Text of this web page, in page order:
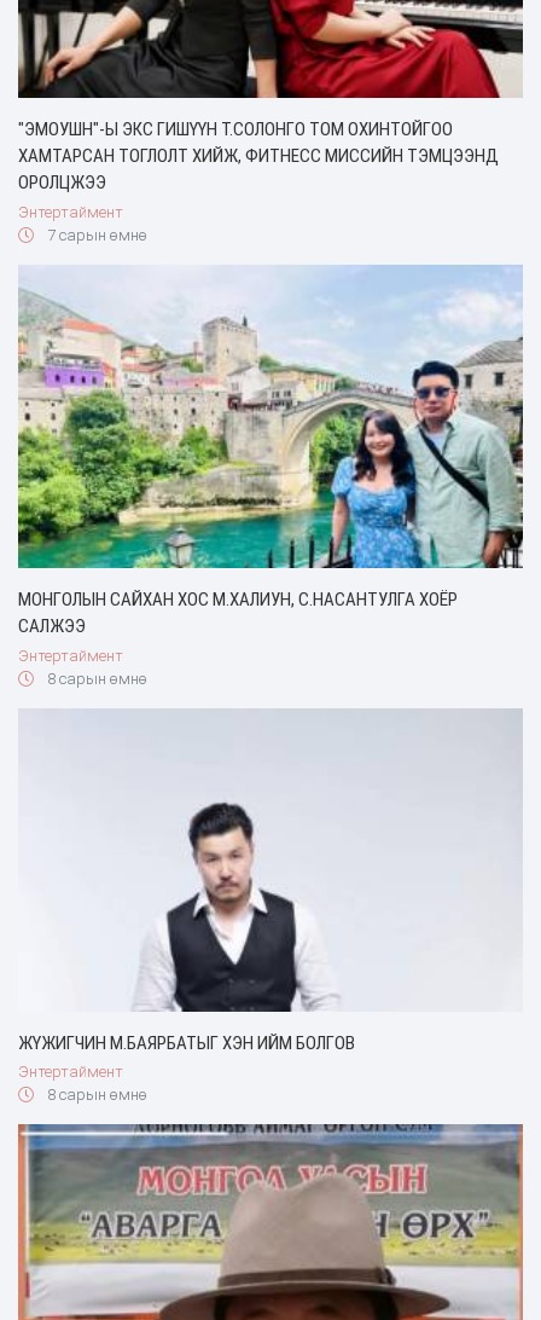
"ЭМОУШН"-Ы ЭКС ГИШҮҮН Т.СОЛОНГО ТОМ ОХИНТОЙГОО
ХАМТАРСАН ТОГЛОЛТ ХИЙЖ, ФИТНЕСС МИССИЙН ТЭМЦЭЭНД
ОРОЛЦЖЭЭ
Энтертаймент
7 сарын өмнө
МОНГОЛЫН САЙХАН ХОС М.ХАЛИУН, С.НАСАНТУЛГА ХОЁР
САЛЖЭЭ
Энтертаймент
8 сарын өмнө
ЖҮЖИГЧИН М.БАЯРБАТЫГ ХЭН ИЙМ БОЛГОВ
Энтертаймент
8 сарын өмнө